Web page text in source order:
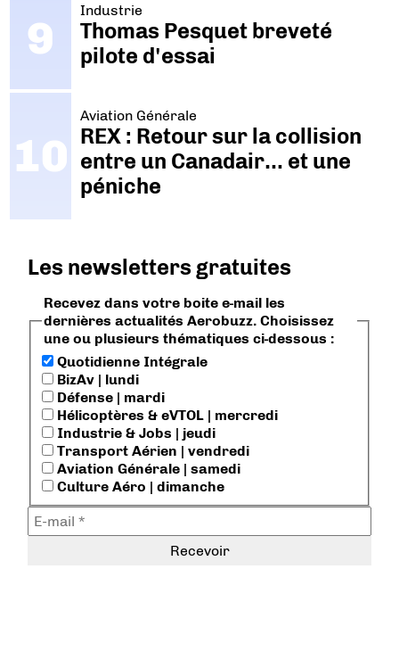
Industrie
Thomas Pesquet breveté
pilote d'essai
Aviation Générale
REX : Retour sur la collision
entre un Canadair… et une
péniche
Les newsletters gratuites
Recevez dans votre boite e-mail les
dernières actualités Aerobuzz. Choisissez
une ou plusieurs thématiques ci-dessous :
Quotidienne Intégrale
BizAv | lundi
Défense | mardi
Hélicoptères & eVTOL | mercredi
Industrie & Jobs | jeudi
Transport Aérien | vendredi
Aviation Générale | samedi
Culture Aéro | dimanche